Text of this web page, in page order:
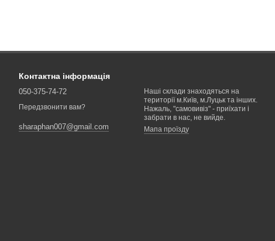
Контактна інформація
050-375-74-72
Передзвонити вам?
sharaphan007@gmail.com
Наші склади знаходяться на
території м.Київ, м.Луцьк та інших.
Нажаль, "самовивіз" - приїхати і
забрати в нас, не вийде.
Мапа проїзду